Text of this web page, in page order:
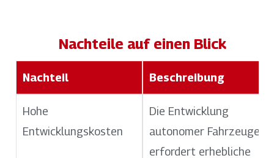
Nachteile auf einen Blick
Nachteil Beschreibung
Hohe
Entwicklungskosten
Die Entwicklung
autonomer Fahrzeuge
erfordert erhebliche